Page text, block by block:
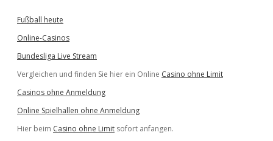
Fußball heute
Online-Casinos
Bundesliga Live Stream
Vergleichen und finden Sie hier ein Online Casino ohne Limit
Casinos ohne Anmeldung
Online Spielhallen ohne Anmeldung
Hier beim Casino ohne Limit sofort anfangen.